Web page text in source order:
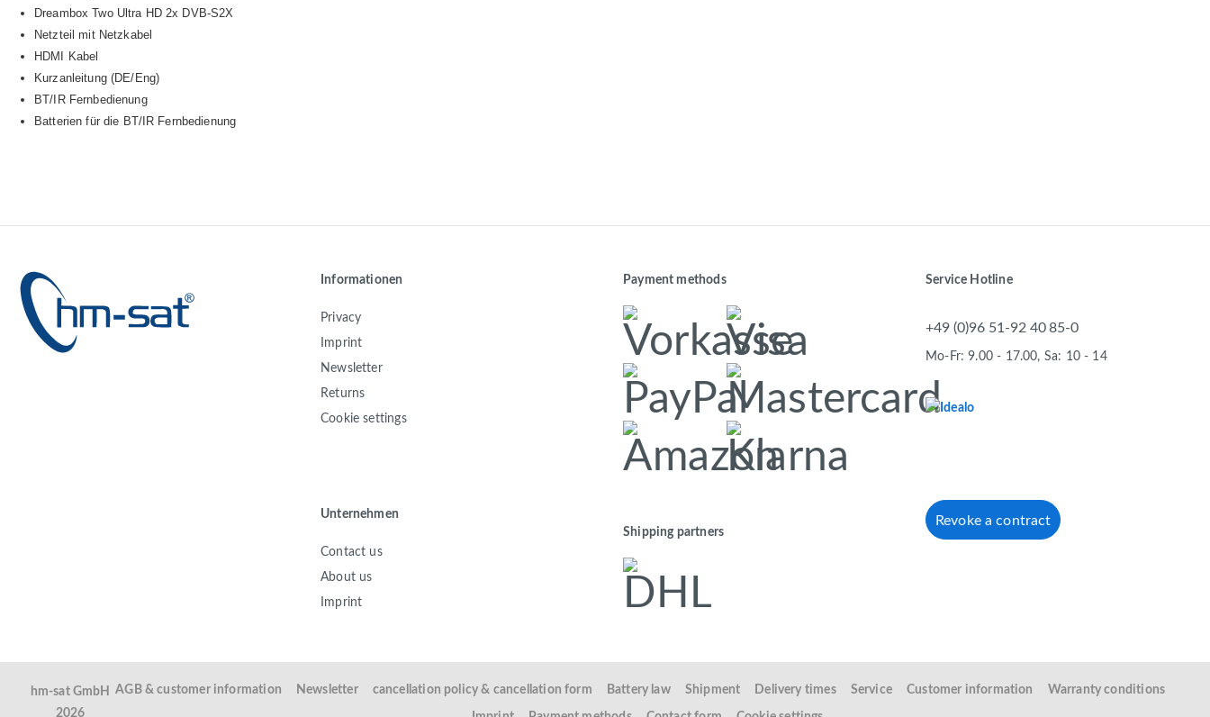
Dreambox Two Ultra HD 2x DVB-S2X
Netzteil mit Netzkabel
HDMI Kabel
Kurzanleitung (DE/Eng)
BT/IR Fernbedienung
Batterien für die BT/IR Fernbedienung
Informationen
Privacy
Imprint
Newsletter
Returns
Cookie settings
Unternehmen
Contact us
About us
Imprint
Payment methods
Shipping partners
Service Hotline
+49 (0)96 51-92 40 85-0
Mo-Fr: 9.00 - 17.00, Sa: 10 - 14
Revoke a contract
hm-sat GmbH
2026
AGB & customer information Newsletter cancellation policy & cancellation form Battery law Shipment Delivery times Service Customer information Warranty conditions